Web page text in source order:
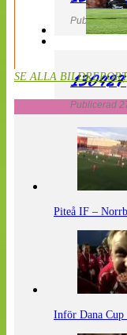
Publicerad
130427
Publicerad
SE ALLA
Piteå IF –
Inför Dana Cup